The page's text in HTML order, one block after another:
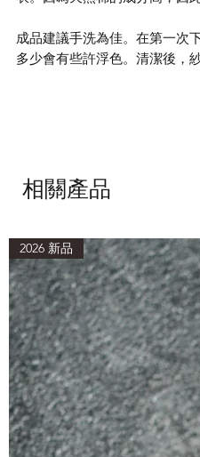
成品建議手洗為佳。在第一次
多少會有些許浮色。清潔後，
相關產品
2026 新品